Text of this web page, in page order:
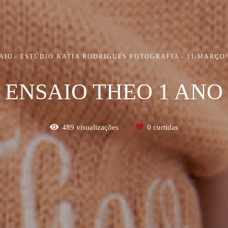
ESTÚDIO KATIA RODRIGUES FOTOGRAFIA 11/
ENSAIO THEO 1 ANO
489 visualizações 0 curtidas